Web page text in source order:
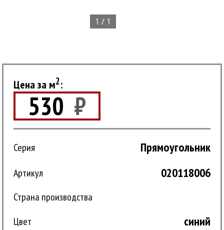
1 / 1
Цена за м2:
530 ₽
Серия Прямоугольник
Артикул 020118006
Страна производства
Цвет
синий